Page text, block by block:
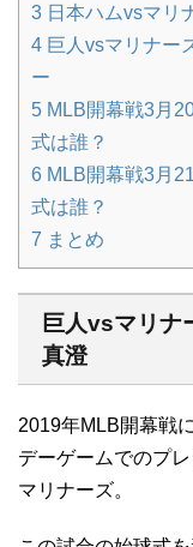
3 日本ハムvsマリ
4 巨人vsマリナー
ー
5 MLB開幕戦3月
式は誰？
6 MLB開幕戦3月
式は誰？
7 まとめ
巨人vsマリナ
真澄
2019年MLB開幕戦
デーゲームでのプ
マリナーズ。